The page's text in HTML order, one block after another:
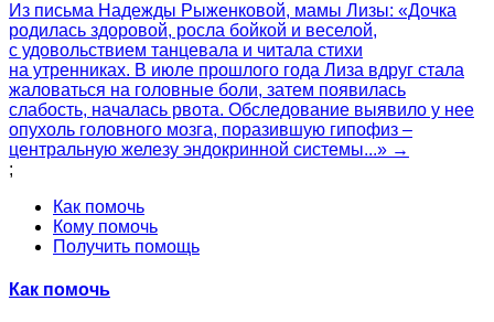
Из письма Надежды Рыженковой, мамы Лизы: «Дочка
родилась здоровой, росла бойкой и веселой,
с удовольствием танцевала и читала стихи
на утренниках. В июле прошлого года Лиза вдруг стала
жаловаться на головные боли, затем появилась
слабость, началась рвота. Обследование выявило у нее
опухоль головного мозга, поразившую гипофиз –
центральную железу эндокринной системы...» →
;
Как помочь
Кому помочь
Получить помощь
Как помочь